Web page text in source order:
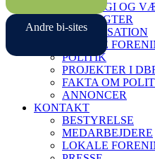
Andre bi-sites
STRATEGI OG
VEDTÆGTER
ORGANISATION
LOKALE
POLITIK
PROJEKTER I
FAKTA OM
ANNONCER
KONTAKT
BESTYRELSE
MEDARBEJDERE
LOKALE